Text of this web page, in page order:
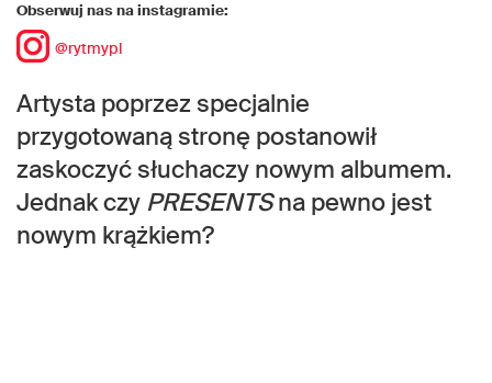
Obserwuj nas na instagramie:
@rytmypl
Artysta poprzez specjalnie
przygotowaną stronę postanowił
zaskoczyć słuchaczy nowym albumem.
Jednak czy PRESENTSna pewno jest
nowym krążkiem?